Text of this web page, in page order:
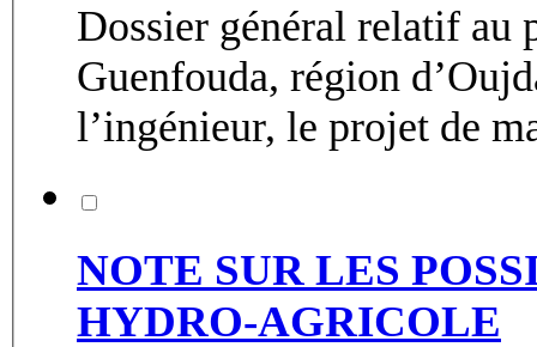
Dossier général relatif au
Guenfouda, région
l’ingénieur, le projet de
NOTE SUR LES
HYDRO-AGRICOLE